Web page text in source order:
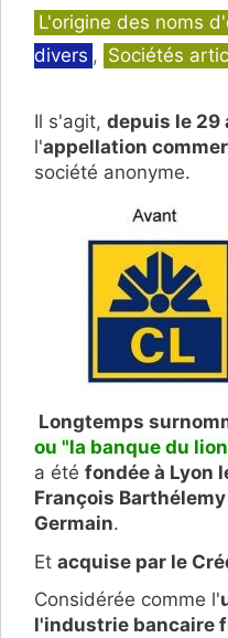
Catégories
L'origine des noms
divers , Sociétés
Il s'agit, depuis le 29
l'appellation
société anonyme.
Longtemps
ou "la banque du
a été fondée à Lyon
François
Germain.
Et acquise par le
Considérée comme l'
l'industrie bancaire